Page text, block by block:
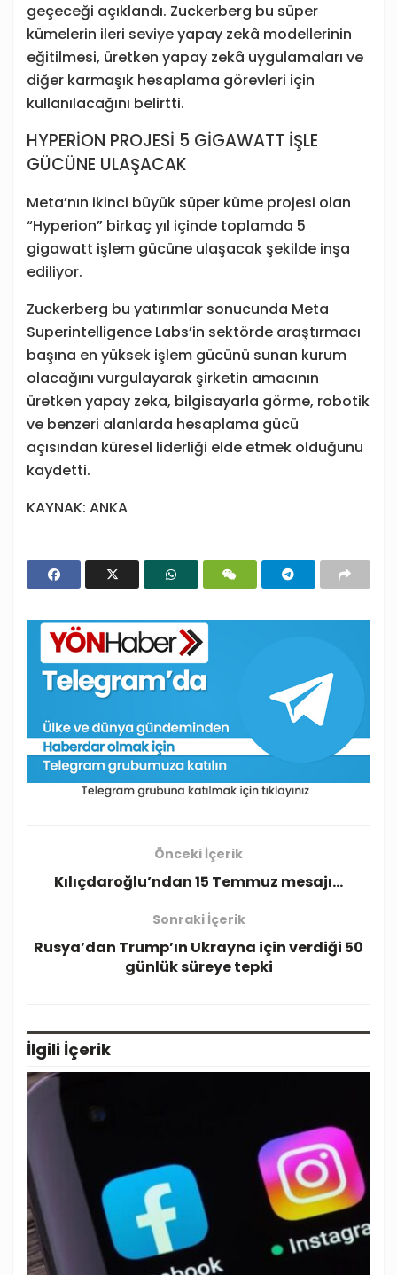
geçeceği açıklandı. Zuckerberg bu süper
kümelerin ileri seviye yapay zekâ modellerinin
eğitilmesi, üretken yapay zekâ uygulamaları ve
diğer karmaşık hesaplama görevleri için
kullanılacağını belirtti.
HYPERİON PROJESİ 5 GİGAWATT İŞLE
GÜCÜNE ULAŞACAK
Meta’nın ikinci büyük süper küme projesi olan
“Hyperion” birkaç yıl içinde toplamda 5
gigawatt işlem gücüne ulaşacak şekilde inşa
ediliyor.
Zuckerberg bu yatırımlar sonucunda Meta
Superintelligence Labs’in sektörde araştırmacı
başına en yüksek işlem gücünü sunan kurum
olacağını vurgulayarak şirketin amacının
üretken yapay zeka, bilgisayarla görme, robotik
ve benzeri alanlarda hesaplama gücü
açısından küresel liderliği elde etmek olduğunu
kaydetti.
KAYNAK: ANKA
Önceki İçerik
Kılıçdaroğlu’ndan 15 Temmuz mesajı…
Sonraki İçerik
Rusya’dan Trump’ın Ukrayna için verdiği 50
günlük süreye tepki
İlgili İçerik